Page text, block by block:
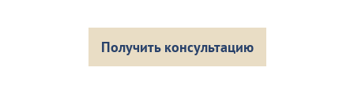
Получить консультацию